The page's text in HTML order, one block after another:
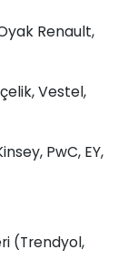
Renault,
Vestel,
PwC, EY,
(Trendyol,